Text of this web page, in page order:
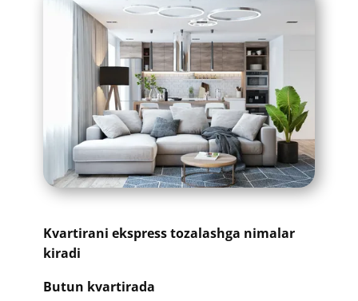
​​Kvartirani ekspress tozalashga nimalar
kiradi
​​Butun kvartirada